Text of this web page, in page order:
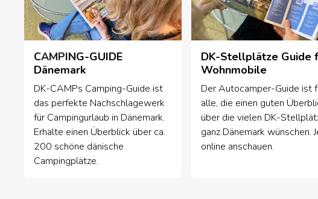
CAMPING-GUIDE
Dänemark
DK-CAMPs Camping-Guide ist
das perfekte Nachschlagewerk
für Campingurlaub in Dänemark.
Erhalte einen Überblick über ca.
200 schöne dänische
Campingplätze.
DK-Stellplätze Guide
Wohnmobile
Der Autocamper-Guide ist
alle, die einen guten
über die vielen DK-
ganz Dänemark wünschen.
online anschauen.